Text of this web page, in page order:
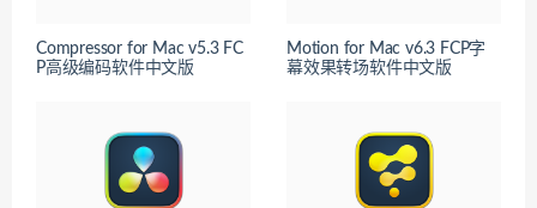
Compressor for Mac v5.3 FC
P高级编码软件中文版
Motion for Mac v6.3 FCP字
幕效果转场软件中文版